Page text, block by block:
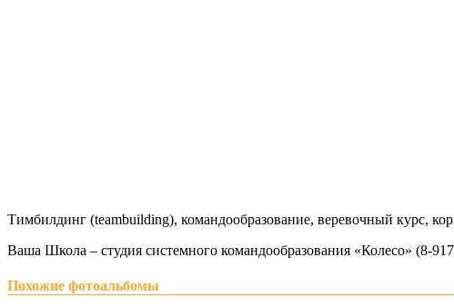
Тимбилдинг (teambuilding), командообразование, веревочный курс,
Ваша Школа – студия системного командообразования «Колесо» (8-
Похожие фотоальбомы